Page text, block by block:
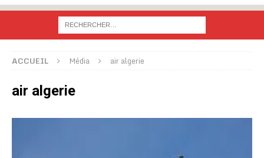
ACCUEIL Média air algerie
air algerie